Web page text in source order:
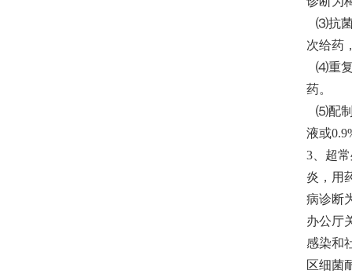
⑶抗菌
次给药
⑷重复
药。
⑸配制
液或
3、超
炎，用
病诊断
办公厅
感染和
区细菌